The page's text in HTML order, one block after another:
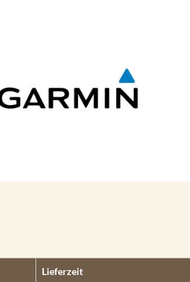
Lieferzeit